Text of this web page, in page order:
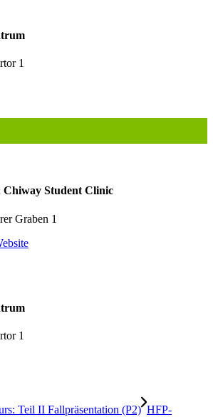
1
Student Clinic
Graben 1
1
Teil II Fallpräsentation (P2) HFP-